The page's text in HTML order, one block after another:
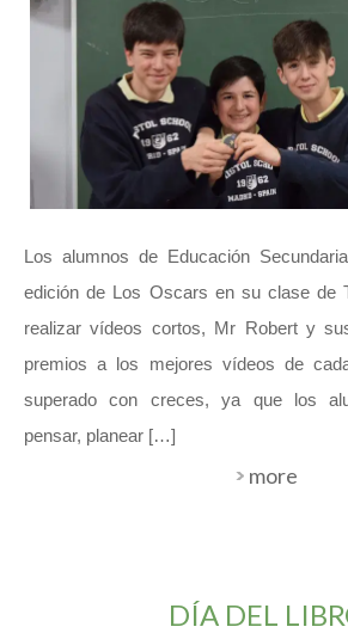
Los alumnos de Educación
edición de Los Oscars en su clase de
realizar vídeos cortos, Mr Robert y
premios a los mejores vídeos de
superado con creces, ya que los
pensar, planear […]
more
DÍA DEL